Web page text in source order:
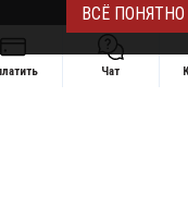
Чат
ВСЁ ПОНЯТНО